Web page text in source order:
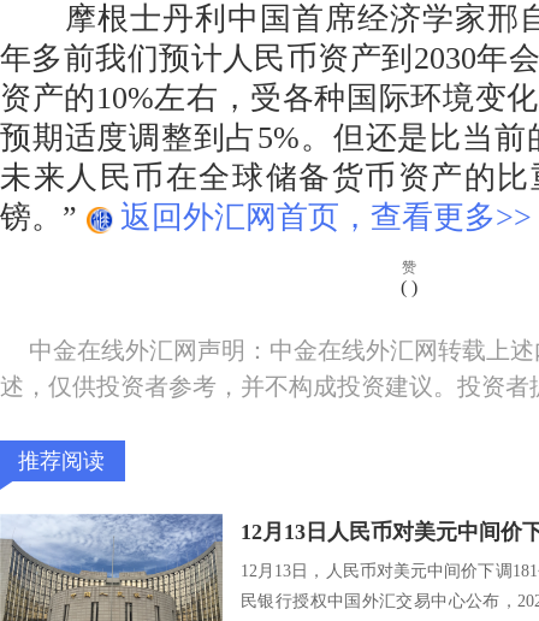
摩根士丹利中国首席经济学家邢
年多前我们预计人民币资产到2030年
资产的10%左右，受各种国际环境变
预期适度调整到占5%。但还是比当前
未来人民币在全球储备货币资产的
镑。”
返回外汇网首页，查看更多>>
赞
( )
中金在线外汇网声明：中金在线外汇网转载上
述，仅供投资者参考，并不构成投资建议。投资
推荐阅读
12月13日人民币对美元中间价
12月13日，人民币对美元中间价下调
民银行授权中国外汇交易中心公布，